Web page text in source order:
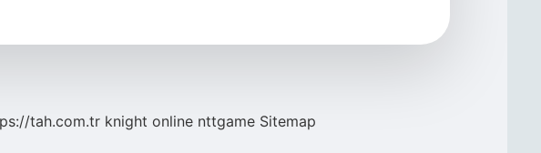
tah.com.tr knight online nttgame Sitemap